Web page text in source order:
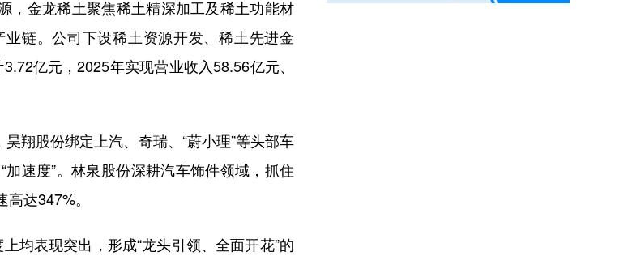
金龙稀土聚焦稀土精深加工及稀土功能材
链。公司下设稀土资源开发、稀土先进金
亿元，2025年实现营业收入58.56亿元、
股份绑定上汽、奇瑞、“蔚小理”等头部车
速度”。林泉股份深耕汽车饰件领域，抓住
达347%。
表现突出，形成“龙头引领、全面开花”的